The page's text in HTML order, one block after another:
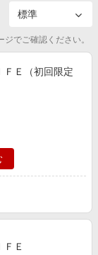
でご確認ください。
ＦＥ（初回限定
ＦＥ